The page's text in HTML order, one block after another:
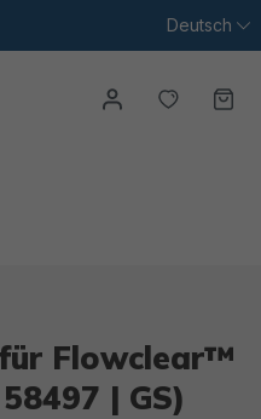
Deutsch
Du
Flowclear™
| GS)